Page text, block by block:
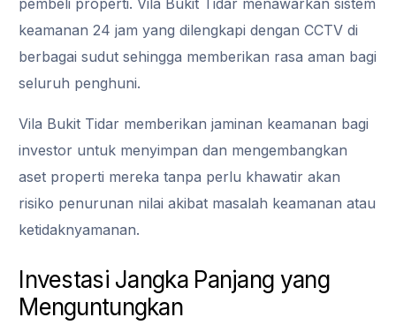
keamanan 24 jam yang dilengkapi dengan CCTV di
berbagai sudut sehingga memberikan rasa aman bagi
seluruh penghuni.
Vila Bukit Tidar memberikan jaminan keamanan bagi
investor untuk menyimpan dan mengembangkan
aset properti mereka tanpa perlu khawatir akan
risiko penurunan nilai akibat masalah keamanan atau
ketidaknyamanan.
Investasi Jangka Panjang yang
Menguntungkan